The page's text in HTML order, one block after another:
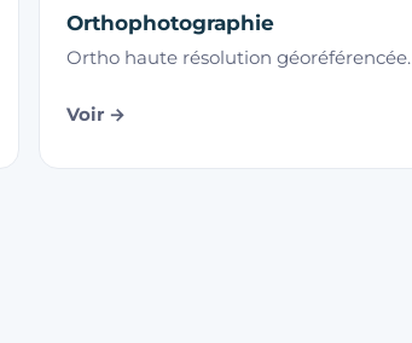
Orthophotographie
Ortho haute résolution géoréférencée.
Voir →